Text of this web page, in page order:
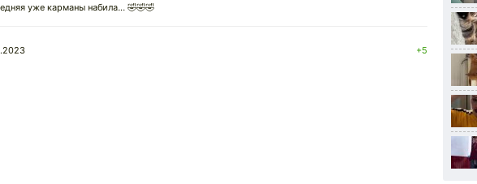
уже карманы набила... 🤣🤣🤣
+5